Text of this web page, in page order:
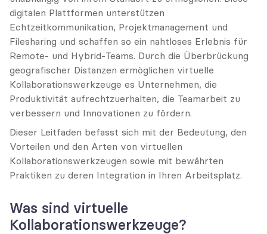
digitalen Plattformen unterstützen
Echtzeitkommunikation, Projektmanagement und
Filesharing und schaffen so ein nahtloses Erlebnis für
Remote- und Hybrid-Teams. Durch die Überbrückung
geografischer Distanzen ermöglichen virtuelle
Kollaborationswerkzeuge es Unternehmen, die
Produktivität aufrechtzuerhalten, die Teamarbeit zu
verbessern und Innovationen zu fördern.
Dieser Leitfaden befasst sich mit der Bedeutung, den
Vorteilen und den Arten von virtuellen
Kollaborationswerkzeugen sowie mit bewährten
Praktiken zu deren Integration in Ihren Arbeitsplatz.
Was sind virtuelle
Kollaborationswerkzeuge?